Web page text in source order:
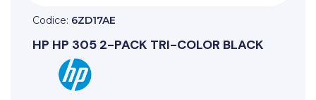
Codice: 6ZD17AE
HP HP 305 2-PACK TRI-COLOR BLACK